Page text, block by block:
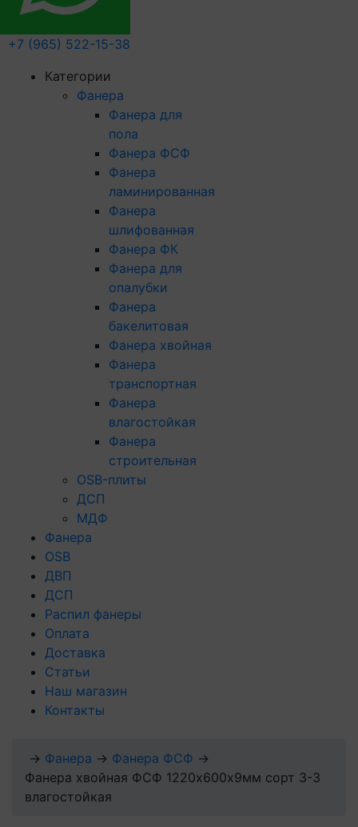
+7 (965) 522-15-38
Категории
Фанера
Фанера для
пола
Фанера ФСФ
Фанера
ламинированная
Фанера
шлифованная
Фанера ФК
Фанера для
опалубки
Фанера
бакелитовая
Фанера хвойная
Фанера
транспортная
Фанера
влагостойкая
Фанера
строительная
OSB-плиты
ДСП
МДФ
Фанера
OSB
ДВП
ДСП
Распил фанеры
Оплата
Доставка
Статьи
Наш магазин
Контакты
→ Фанера → Фанера ФСФ →
Фанера хвойная ФСФ 1220х600х9мм сорт 3-3
влагостойкая